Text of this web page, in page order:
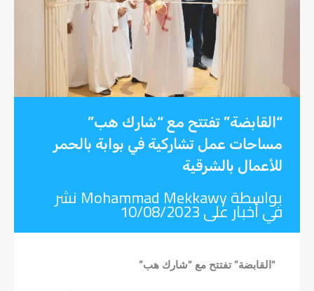
“القابضة” تفتتح مع “شارك هب”
مساحات عمل تشاركية في بوابة بالحمر
للأعمال بالشرقية
بواسطةMohammad Mekkawy نشر فيأخبارعلى10/08/2023
“القابضة” تفتتح مع “شارك هب”